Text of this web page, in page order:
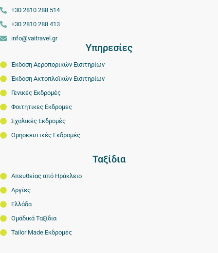
+30 2810 288 514
+30 2810 288 413
info@vaitravel.gr
Υπηρεσίες
Έκδοση Αεροπορικών Εισιτηρίων
Έκδοση Ακτοπλοϊκών Εισιτηρίων
Γενικές Εκδρομές
Φοιτητικες Εκδρομες
Σχολικές Εκδρομές
Θρησκευτικές Εκδρομές
Ταξίδια
Απευθείας από Ηράκλειο
Αργίες
Ελλάδα
Ομάδικά Ταξίδια
Tailor Made Εκδρομές